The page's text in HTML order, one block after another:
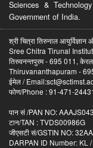
Sciences &
Government of India.
श्री चित्रा तिरुनाल आयुर्विज्ञान
Sree Chitra Tirunal
तिरुवनन्तपुरम - 695 011,
Thiruvananthapuram -
ईमेल /
फोण/Phone : 91-471-
पान सं /PAN NO:
टान/TAN : TVDS00986G
जीएसटी सं/GSTIN NO:
DARPAN ID Number: KL